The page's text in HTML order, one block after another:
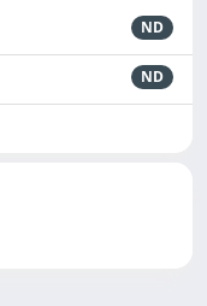
ND
ND